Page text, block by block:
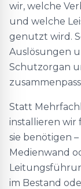
wir, welche
und welche
genutzt wird.
Auslösungen
Schutzorgan
Statt
installieren wir
sie benötigen
Medienwand
im Bestand